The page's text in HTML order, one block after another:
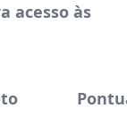
acesso às